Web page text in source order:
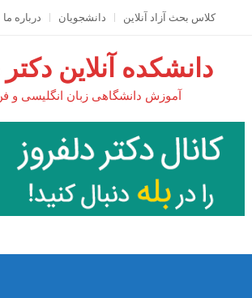
کلاس بحث آزاد آنلاين دانشجویان درباره ما
دانشکده آنلاین دکتر
آموزش دانشگاهی زبان انگلیسی و